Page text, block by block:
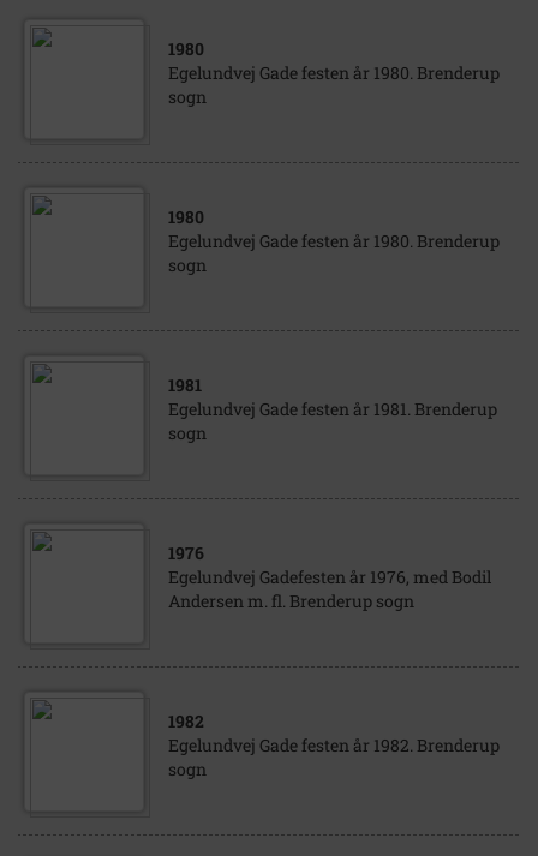
1980
Egelundvej Gade festen år 1980. Brenderup
sogn
1980
Egelundvej Gade festen år 1980. Brenderup
sogn
1981
Egelundvej Gade festen år 1981. Brenderup
sogn
1976
Egelundvej Gadefesten år 1976, med Bodil
Andersen m. fl. Brenderup sogn
1982
Egelundvej Gade festen år 1982. Brenderup
sogn